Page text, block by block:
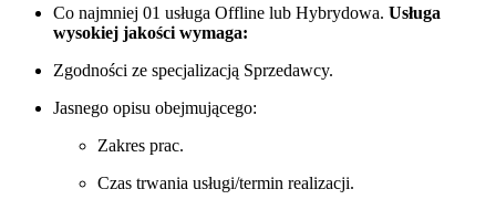
Co najmniej 01 usługa Offline lub Hybrydowa. Usługa
wysokiej jakości wymaga:
Zgodności ze specjalizacją Sprzedawcy.
Jasnego opisu obejmującego:
Zakres prac.
Czas trwania usługi/termin realizacji.